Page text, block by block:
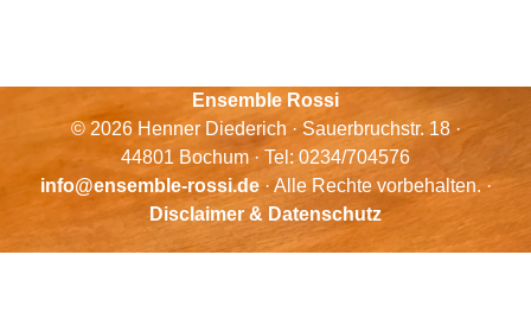
Ensemble Rossi
© 2026 Henner Diederich · Sauerbruchstr. 18 ·
44801 Bochum · Tel: 0234/704576
info@ensemble-rossi.de· Alle Rechte vorbehalten. ·
Disclaimer & Datenschutz